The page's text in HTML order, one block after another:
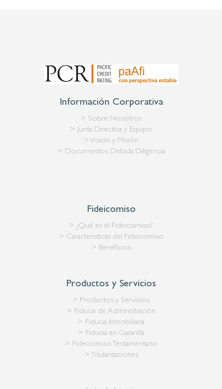
Información Corporativa
> Sobre Nosotros
> Junta Directiva y Equipo
> Visión y Misión
> Documentos Debida Diligencia
Fideicomiso
> ¿Qué es el Fideicomiso?
> Caracteristicas del Fideicomiso
> Beneficios
Productos y Servicios
> Productos y Servicios
> Fiducia de Administración
> Fiducia Inmobiliaria
> Fiducia en Garantía
> Fideicomiso Testamentario
> Titularizaciones